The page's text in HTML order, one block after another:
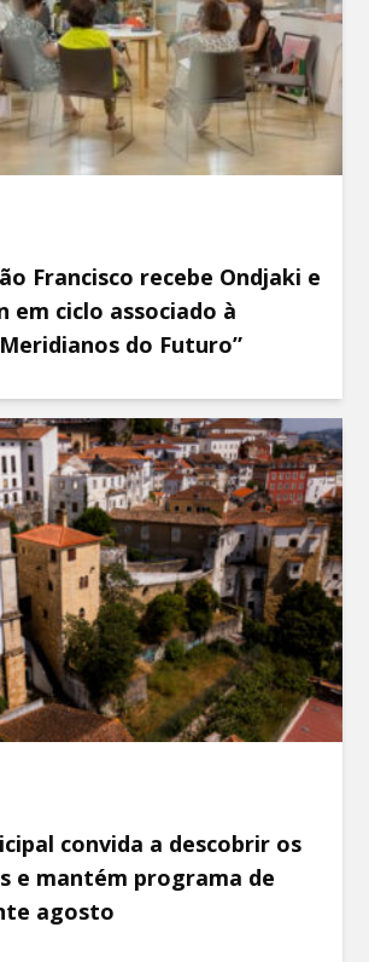
Francisco recebe Ondjaki e
em ciclo associado à
do Futuro”
convida a descobrir os
e mantém programa de
agosto